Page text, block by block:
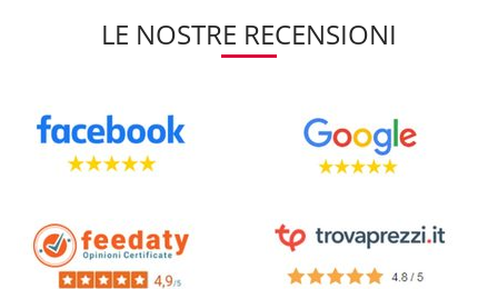
LE NOSTRE RECENSIONI